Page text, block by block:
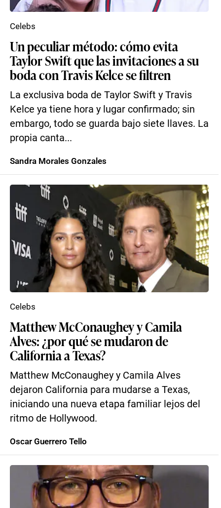
Un peculiar método: cómo evita
Taylor Swift que las invitaciones a su
boda con Travis Kelce se filtren
La exclusiva boda de Taylor Swift y Travis
Kelce ya tiene hora y lugar confirmado; sin
embargo, todo se guarda bajo siete llaves. La
propia canta...
Celebs
Sandra Morales Gonzales
Matthew McConaughey y Camila
Alves: ¿por qué se mudaron de
California a Texas?
Matthew McConaughey y Camila Alves
dejaron California para mudarse a Texas,
iniciando una nueva etapa familiar lejos del
ritmo de Hollywood.
Celebs
Oscar Guerrero Tello